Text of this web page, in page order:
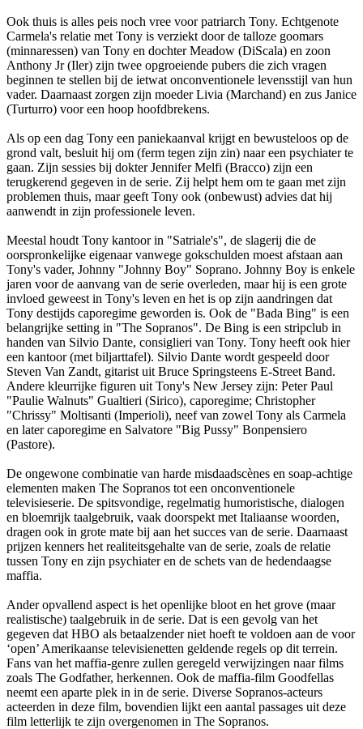
Ook thuis is alles peis noch vree voor patriarch Tony. Echtgenote
Carmela's relatie met Tony is verziekt door de talloze goomars
(minnaressen) van Tony en dochter Meadow (DiScala) en zoon
Anthony Jr (Iler) zijn twee opgroeiende pubers die zich vragen
beginnen te stellen bij de ietwat onconventionele levensstijl van hun
vader. Daarnaast zorgen zijn moeder Livia (Marchand) en zus Janice
(Turturro) voor een hoop hoofdbrekens.
Als op een dag Tony een paniekaanval krijgt en bewusteloos op de
grond valt, besluit hij om (ferm tegen zijn zin) naar een psychiater te
gaan. Zijn sessies bij dokter Jennifer Melfi (Bracco) zijn een
terugkerend gegeven in de serie. Zij helpt hem om te gaan met zijn
problemen thuis, maar geeft Tony ook (onbewust) advies dat hij
aanwendt in zijn professionele leven.
Meestal houdt Tony kantoor in "Satriale's", de slagerij die de
oorspronkelijke eigenaar vanwege gokschulden moest afstaan aan
Tony's vader, Johnny "Johnny Boy" Soprano. Johnny Boy is enkele
jaren voor de aanvang van de serie overleden, maar hij is een grote
invloed geweest in Tony's leven en het is op zijn aandringen dat
Tony destijds caporegime geworden is. Ook de "Bada Bing" is een
belangrijke setting in "The Sopranos". De Bing is een stripclub in
handen van Silvio Dante, consiglieri van Tony. Tony heeft ook hier
een kantoor (met biljarttafel). Silvio Dante wordt gespeeld door
Steven Van Zandt, gitarist uit Bruce Springsteens E-Street Band.
Andere kleurrijke figuren uit Tony's New Jersey zijn: Peter Paul
"Paulie Walnuts" Gualtieri (Sirico), caporegime; Christopher
"Chrissy" Moltisanti (Imperioli), neef van zowel Tony als Carmela
en later caporegime en Salvatore "Big Pussy" Bonpensiero
(Pastore).
De ongewone combinatie van harde misdaadscènes en soap-achtige
elementen maken The Sopranos tot een onconventionele
televisieserie. De spitsvondige, regelmatig humoristische, dialogen
en bloemrijk taalgebruik, vaak doorspekt met Italiaanse woorden,
dragen ook in grote mate bij aan het succes van de serie. Daarnaast
prijzen kenners het realiteitsgehalte van de serie, zoals de relatie
tussen Tony en zijn psychiater en de schets van de hedendaagse
maffia.
Ander opvallend aspect is het openlijke bloot en het grove (maar
realistische) taalgebruik in de serie. Dat is een gevolg van het
gegeven dat HBO als betaalzender niet hoeft te voldoen aan de voor
‘open’ Amerikaanse televisienetten geldende regels op dit terrein.
Fans van het maffia-genre zullen geregeld verwijzingen naar films
zoals The Godfather, herkennen. Ook de maffia-film Goodfellas
neemt een aparte plek in in de serie. Diverse Sopranos-acteurs
acteerden in deze film, bovendien lijkt een aantal passages uit deze
film letterlijk te zijn overgenomen in The Sopranos.